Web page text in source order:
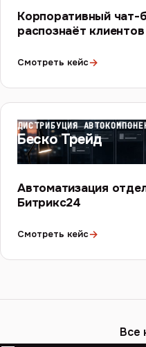
Корпоративный чат-
распознаёт
Смотреть кейс→
ДИСТРИБУЦИЯ
Беско Трейд
Автоматизация
Битрикс24
Смотреть кейс→
Все